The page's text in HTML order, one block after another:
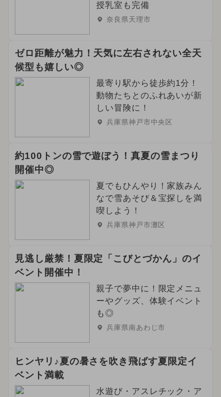
授乳室も完備
奈良県天理市
ゼロ距離が魅力！天気に左右されない全天
候型も嬉しい◎
最寄り駅から徒歩約1分！
動物たちとのふれあいが新
しい冒険に！
兵庫県神戸市中央区
約100トンの雪で遊ぼう！真夏の雪まつり
開催中◎
夏でもひんやり！家族みん
なで雪あそび＆宝探しを満
喫しよう！
兵庫県神戸市灘区
見逃し厳禁！夏限定「こびとづかん」のイ
ベント開催中！
親子で夢中に！限定メニュ
ーやグッズ、体験イベント
も◎
兵庫県南あわじ市
ヒンヤリ♪夏の暑さを吹き飛ばす夏限定イ
ベント満載
水遊び・アスレチック・ア